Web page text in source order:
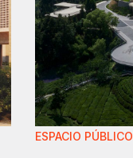
ESPACIO PÚBLICO